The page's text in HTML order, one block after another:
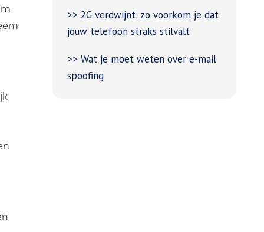
>> 2G verdwijnt: zo voorkom je dat
jouw telefoon straks stilvalt
>> Wat je moet weten over e-mail
spoofing